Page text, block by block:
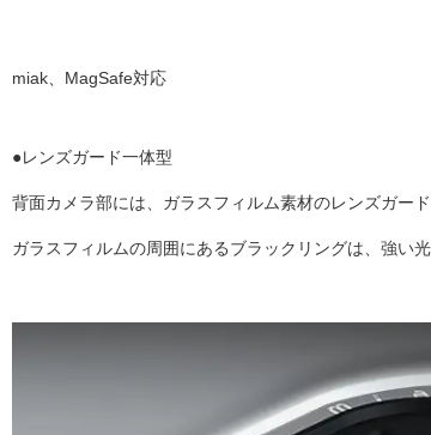
miak、MagSafe対応
●レンズガード一体型
背面カメラ部には、ガラスフィルム素材のレンズガード
ガラスフィルムの周囲にあるブラックリングは、強い